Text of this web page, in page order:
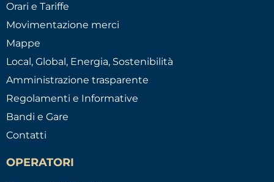
Orari e Tariffe
Movimentazione merci
Mappe
Local, Global, Energia, Sostenibilità
Amministrazione trasparente
Regolamenti e Informative
Bandi e Gare
Contatti
OPERATORI